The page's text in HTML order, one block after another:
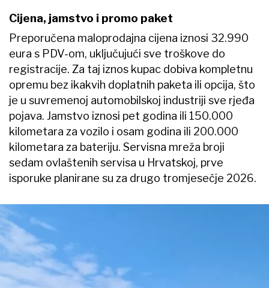
Cijena, jamstvo i promo paket
Preporučena maloprodajna cijena iznosi 32.990
eura s PDV-om, uključujući sve troškove do
registracije. Za taj iznos kupac dobiva kompletnu
opremu bez ikakvih doplatnih paketa ili opcija, što
je u suvremenoj automobilskoj industriji sve rjeđa
pojava. Jamstvo iznosi pet godina ili 150.000
kilometara za vozilo i osam godina ili 200.000
kilometara za bateriju. Servisna mreža broji
sedam ovlaštenih servisa u Hrvatskoj, prve
isporuke planirane su za drugo tromjesečje 2026.